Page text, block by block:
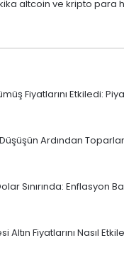
altcoin ve kripto para